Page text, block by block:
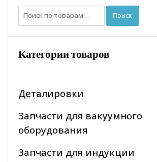
Искать: Поиск
Категории товаров
Деталировки
Запчасти для вакуумного
оборудования
Запчасти для индукции